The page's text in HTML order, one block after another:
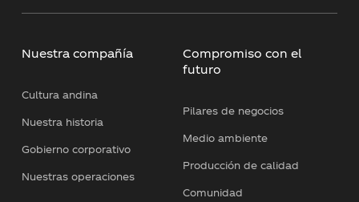
Nuestra compañía
Cultura andina
Nuestra historia
Gobierno corporativo
Nuestras operaciones
Compromiso con el
futuro
Pilares de negocios
Medio ambiente
Producción de calidad
Comunidad